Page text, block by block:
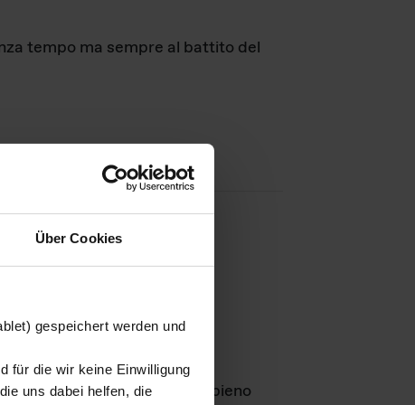
Über Cookies
gespeichert werden und
für die wir keine Einwilligung
uns dabei helfen, die
tempo ma sempre al battito del
GmbH e rimangono in pieno